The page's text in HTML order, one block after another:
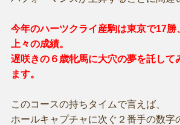
今年のハーツクライ産駒は東京で17勝
上々の成績。
遅咲きの６歳牝馬に大穴の夢を託して
ます。
このコースの持ちタイムで言えば、
ホールキャプチャに次ぐ２番手の数字